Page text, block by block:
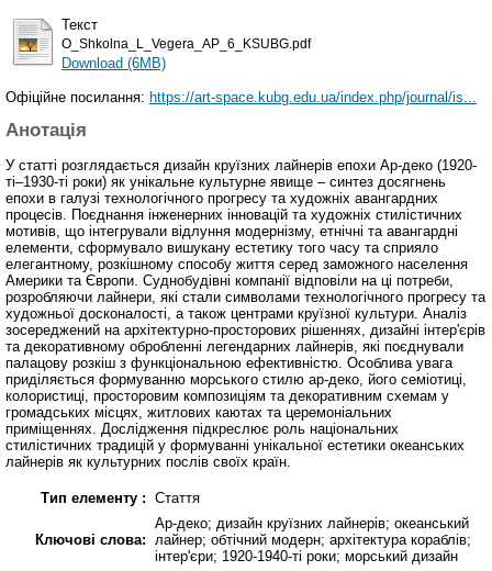
Текст
O_Shkolna_L_Vegera_AP_6_KSUBG.pdf
Download (6MB)
Офіційне посилання: https://art-space.kubg.edu.ua/index.php/journal/is...
Анотація
У статті розглядається дизайн круїзних лайнерів епохи Ар-деко (1920-
ті–1930-ті роки) як унікальне культурне явище – синтез досягнень
епохи в галузі технологічного прогресу та художніх авангардних
процесів. Поєднання інженерних інновацій та художніх стилістичних
мотивів, що інтегрували відлуння модернізму, етнічні та авангардні
елементи, сформувало вишукану естетику того часу та сприяло
елегантному, розкішному способу життя серед заможного населення
Америки та Європи. Суднобудівні компанії відповіли на ці потреби,
розробляючи лайнери, які стали символами технологічного прогресу та
художньої досконалості, а також центрами круїзної культури. Аналіз
зосереджений на архітектурно-просторових рішеннях, дизайні інтер'єрів
та декоративному обробленні легендарних лайнерів, які поєднували
палацову розкіш з функціональною ефективністю. Особлива увага
приділяється формуванню морського стилю ар-деко, його семіотиці,
колористиці, просторовим композиціям та декоративним схемам у
громадських місцях, житлових каютах та церемоніальних
приміщеннях. Дослідження підкреслює роль національних
стилістичних традицій у формуванні унікальної естетики океанських
лайнерів як культурних послів своїх країн.
Тип елементу : Стаття
Ключові слова:
Ар-деко; дизайн круїзних лайнерів; океанський
лайнер; обтічний модерн; архітектура кораблів;
інтер'єри; 1920-1940-ті роки; морський дизайн